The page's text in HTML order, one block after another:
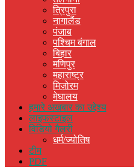
त्रिपुरा
नागालैंड
पंजाब
पश्चिम बंगाल
बिहार
मणिपुर
महाराष्ट्र
मिज़ोरम
मेघालय
हमारे अखबार का उद्देश्य
लाइफस्टाइल
विडियो गैलरी
धर्म/ज्योतिष
टीम
PDF